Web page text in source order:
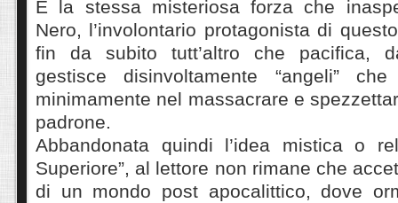
E la stessa misteriosa forza che
Nero, l’involontario protagonista di
fin da subito tutt’altro che pacifica,
gestisce disinvoltamente “angeli”
minimamente nel massacrare e
padrone.
Abbandonata quindi l’idea mistica o
Superiore”, al lettore non rimane che
di un mondo post apocalittico, dove